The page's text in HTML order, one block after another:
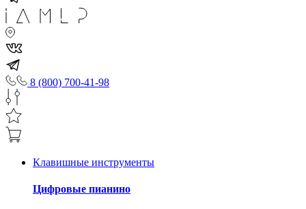
8 (800) 700-41-98
Клавишные инструменты
Цифровые пианино